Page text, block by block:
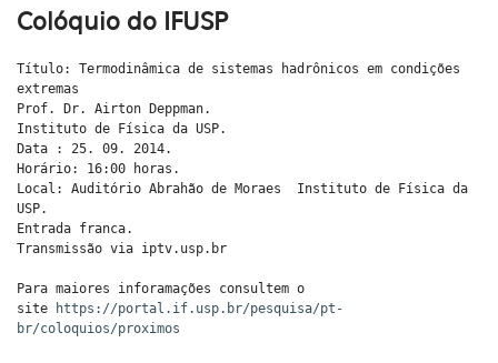
Colóquio do IFUSP
Título: Termodinâmica de sistemas hadrônicos em condições
extremas
Prof. Dr. Airton Deppman.
Instituto de Física da USP.
Data : 25. 09. 2014.
Horário: 16:00 horas.
Local: Auditório Abrahão de Moraes  Instituto de Física da
USP.
Entrada franca.
Transmissão via iptv.usp.br
Para maiores inforamações consultem o
site
https://portal.if.usp.br/pesquisa/pt-
br/coloquios/proximos